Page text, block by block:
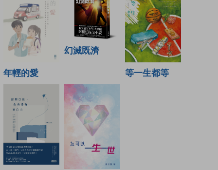
年輕的愛
幻滅既濟
等一生都等